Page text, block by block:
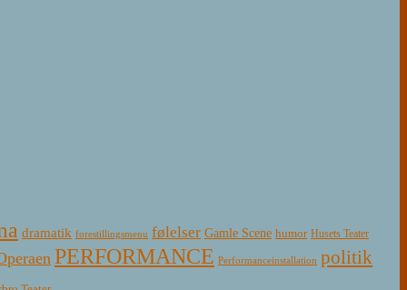
dramatik forestillingsmenu følelser Gamle Scene humor Husets Teater
PERFORMANCE Performanceinstallation politik